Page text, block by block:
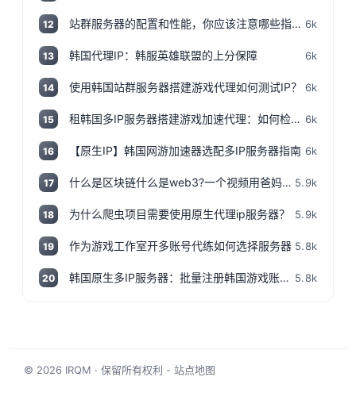
12 站群服务器的配置和性能，你应该注意哪些指标和参数？ 6k
13 韩国代理IP：韩服英雄联盟的上分保障 6k
14 使用韩国站群服务器搭建游戏代理如何测试IP？ 6k
15 租韩国多IP服务器搭建游戏加速代理：如何检测IP地址是否为本地IP 6k
16 【原生IP】韩国网游加速器选配多IP服务器指南 6k
17 什么是区块链什么是web3?一个视频用爸妈都能听得懂的话说清楚,撸空投入门视频! 5.9k
18 为什么爬虫项目需要使用原生代理ip服务器？ 5.9k
19 作为游戏工作室开多账号代练如何选择服务器 5.8k
20 韩国原生多IP服务器：批量注册韩国游戏账号神器 5.8k
© 2026 IRQM · 保留所有权利 - 站点地图